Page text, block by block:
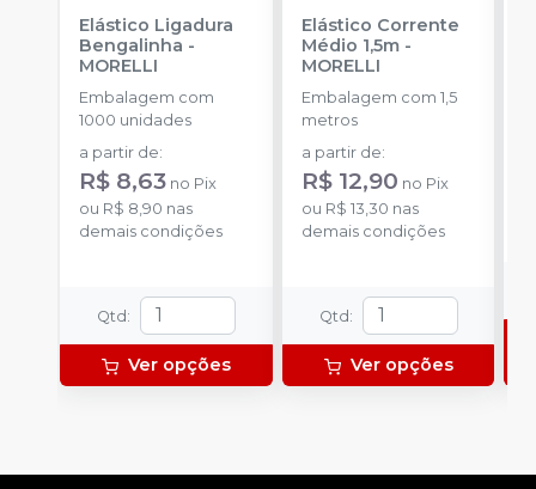
Elástico Ligadura
Bengalinha -
MORELLI
Embalagem com
1000 unidades
a partir de:
R$ 8,63 no Pix
ou R$ 8,90 nas
demais condições
Qtd :
Ver opções
Elástico Corrente
Médio 1,5m-
MORELLI
Embalagem com 1,5
metros
a partir de:
R$ 12,90 no Pix
ou R$ 13,30 nas
demais condições
Qtd :
Ver opções